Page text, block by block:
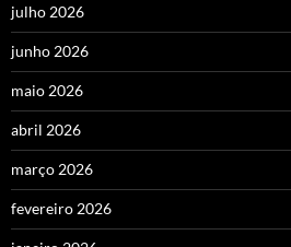
julho 2026
junho 2026
maio 2026
abril 2026
março 2026
fevereiro 2026